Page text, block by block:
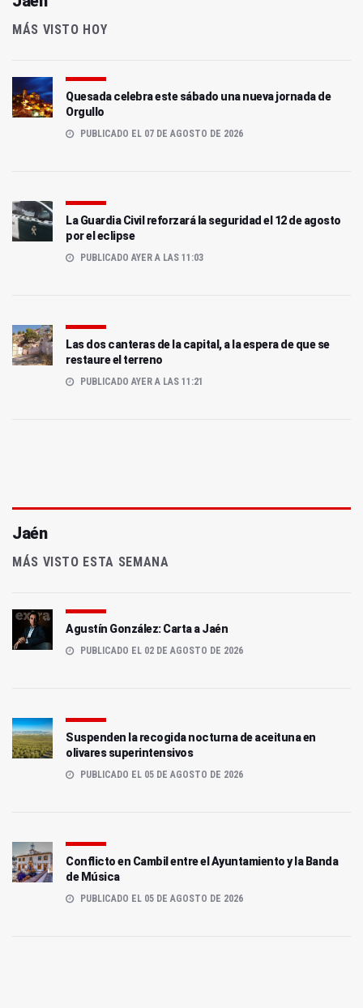
MÁS VISTO HOY
Quesada celebra este sábado una nueva jornada de
Orgullo
PUBLICADO EL 07 DE AGOSTO DE 2026
La Guardia Civil reforzará la seguridad el 12 de agosto
por el eclipse
PUBLICADO AYER A LAS 11:03
Las dos canteras de la capital, a la espera de que se
restaure el terreno
PUBLICADO AYER A LAS 11:21
Jaén
MÁS VISTO ESTA SEMANA
Agustín González: Carta a Jaén
PUBLICADO EL 02 DE AGOSTO DE 2026
Suspenden la recogida nocturna de aceituna en
olivares superintensivos
PUBLICADO EL 05 DE AGOSTO DE 2026
Conflicto en Cambil entre el Ayuntamiento y la Banda
de Música
PUBLICADO EL 05 DE AGOSTO DE 2026